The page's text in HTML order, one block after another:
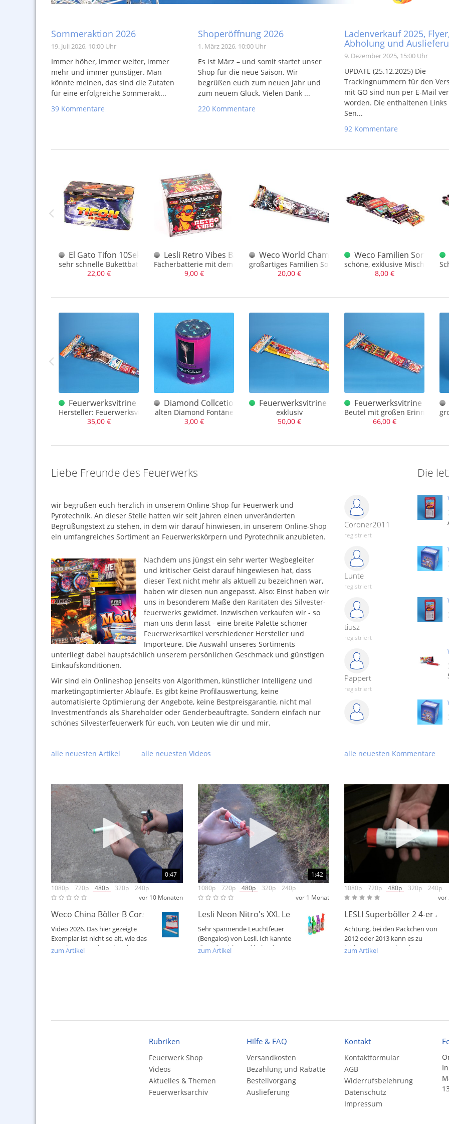
Sommeraktion 2026
19. Juli 2026, 10:00 Uhr
Immer höher, immer weiter, immer
mehr und immer günstiger. Man
könnte meinen, das sind die Zutaten
für eine erfolgreiche Sommerakt...
39 Kommentare
Shoperöffnung 2026
1. März 2026, 10:00 Uhr
Es ist März – und somit startet unser
Shop für die neue Saison. Wir
begrüßen euch zum neuen Jahr und
zum neuem Glück. Vielen Dank ...
220 Kommentare
Ladenverkauf 2025, Flyer,
Abholung und
9. Dezember 2025, 15:00 Uhr
UPDATE (25.12.2025) Die
Trackingnummern für den
mit GO sind nun per E-Mail
worden. Die enthaltenen Links
Sen...
92 Kommentare
BUNTE Tüte Prem. F1
tollem Inhalt, da hat man ausgesorgt
El Gato Tifon 10Sekunden 1.3G
sehr schnelle Bukettbatterie - ein Geballer, 1.3G
22,00 €
Lesli Retro Vibes Batterie
Fächerbatterie mit dem wirklich besonderen Effekt
9,00 €
Weco World Champion Dt. Familiensortiment
großartiges Familien Sortiment, dt. Raketen und 2 x Bees
20,00 €
Weco Familien
schöne, exklusive Mischung -
8,00 €
China Feuertopf F.K.
China Feuertopf aus den 1960er Jahren
Feuerwerksvitrine Bunter Beutel Depyfag Traumfüllung *26
Hersteller: Feuerwerksvitrine
35,00 €
Diamond Collcetion Purple Fontain
alten Diamond Fontäne
3,00 €
Feuerwerksvitrine Bunter Beutel Depyfag pure
exklusiv
50,00 €
Feuerwerksvitrine
Beutel mit großen
66,00 €
Liebe Freunde des Feuerwerks
wir begrüßen euch herzlich in unserem Online-Shop für Feuerwerk und
Pyrotechnik. An dieser Stelle hatten wir seit Jahren einen unveränderten
Begrüßungstext zu stehen, in dem wir darauf hinwiesen, in unserem Online-Shop
ein umfangreiches Sortiment an Feuerwerkskörpern und Pyrotechnik anzubieten.
Nachdem uns jüngst ein sehr werter Wegbegleiter
und kritischer Geist darauf hingewiesen hat, dass
dieser Text nicht mehr als aktuell zu bezeichnen war,
haben wir diesen nun angepasst. Also: Einst haben wir
uns in besonderem Maße den Raritäten des Silvester­
feuerwerks gewidmet. Inzwischen verkaufen wir - so
man uns denn lässt - eine breite Palette schöner
Feuerwerksartikel verschiedener Hersteller und
Importeure. Die Auswahl unseres Sortiments
unterliegt dabei hauptsächlich unserem persönlichen Geschmack und günstigen
Einkaufskonditionen.
Wir sind ein Onlineshop jenseits von Algorithmen, künstlicher Intelligenz und
marketingoptimierter Abläufe. Es gibt keine Profilauswertung, keine
automatisierte Optimierung der Angebote, keine Bestpreisgarantie, nicht mal
Investmentfonds als Shareholder oder Genderbeauftragte. Sondern einfach nur
schönes Silvesterfeuerwerk für euch, von Leuten wie dir und mir.
Die
Coroner2011
registriert
Lunte
registriert
tiusz
registriert
Pappert
registriert
registriert
"Zerleger".
alle neuesten Artikel alle neuesten Videos alle neuesten Kommentare
0:47
1080p
720p 480p 320p
240p
vor 10 Monaten
Weco China Böller B Corsair
Video 2026. Das hier gezeigte
Exemplar ist nicht so alt, wie das
Angebot. Trotzdem ein schöner...
zum Artikel
1:42
1080p
720p 480p 320p
240p
vor 1 Monat
Lesli Neon Nitro's XXL Leuchtfeuer NEU
Sehr spannende Leuchtfeuer
(Bengalos) von Lesli. Ich kannte
die Teile nicht und habe dazu
zum Artikel
1080p
720p 480p 320p
240p
vor
LESLI Superböller 2 4-er /
Achtung, bei den Päckchen von
2012 oder 2013 kann es zu
leichtem Postencharakter
zum Artikel
Rubriken
Feuerwerk Shop
Videos
Aktuelles & Themen
Feuerwerksarchiv
Hilfe & FAQ
Versandkosten
Bezahlung und Rabatte
Bestellvorgang
Auslieferung
Kontakt
Kontaktformular
AGB
Widerrufsbelehrung
Datenschutz
Impressum